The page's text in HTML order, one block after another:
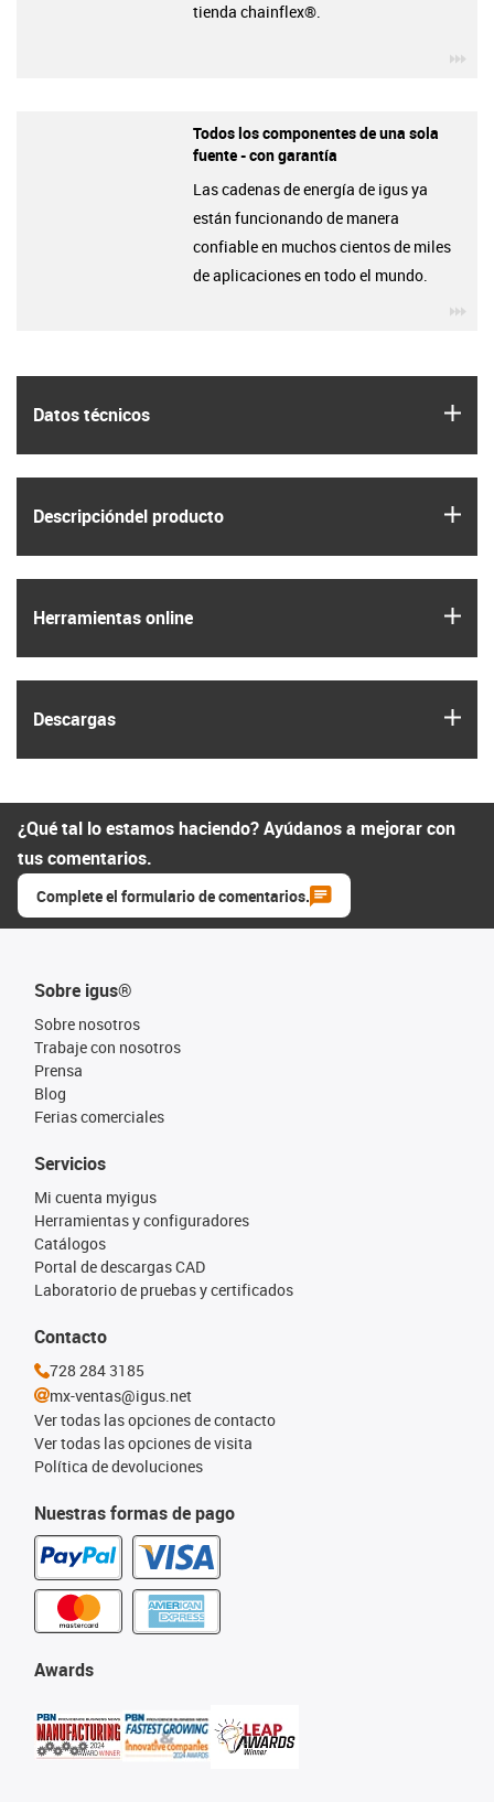
Datos técnicos
Descripción­del producto
Herramientas online
Descargas
tienda chainflex®.
Todos los componentes de una sola
fuente - con garantía
Las cadenas de energía de igus ya
están funcionando de manera
confiable en muchos cientos de miles
de aplicaciones en todo el mundo.
¿Qué tal lo estamos haciendo? Ayúdanos a mejorar con
tus comentarios.
Complete el formulario de comentarios.
Sobre igus®
Sobre nosotros
Trabaje con nosotros
Prensa
Blog
Ferias comerciales
Nuestras formas de pago
Servicios
Mi cuenta myigus
Herramientas y configuradores
Catálogos
Portal de descargas CAD
Laboratorio de pruebas y certificados
Awards
Contacto
728 284 3185
mx-ventas@igus.net
Ver todas las opciones de contacto
Ver todas las opciones de visita
Política de devoluciones